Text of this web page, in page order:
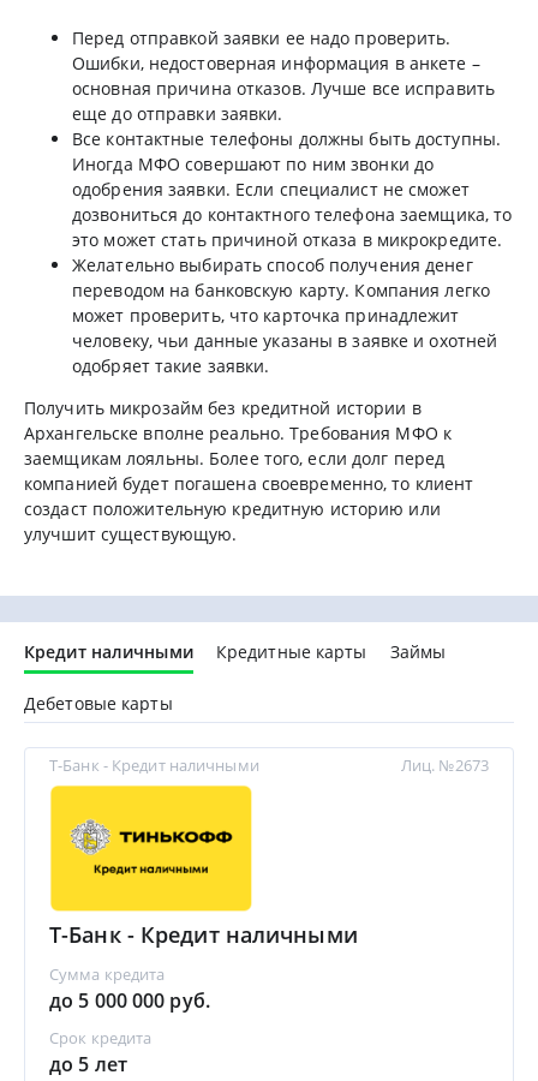
Перед отправкой заявки ее надо проверить.
Ошибки, недостоверная информация в анкете –
основная причина отказов. Лучше все исправить
еще до отправки заявки.
Все контактные телефоны должны быть доступны.
Иногда МФО совершают по ним звонки до
одобрения заявки. Если специалист не сможет
дозвониться до контактного телефона заемщика, то
это может стать причиной отказа в микрокредите.
Желательно выбирать способ получения денег
переводом на банковскую карту. Компания легко
может проверить, что карточка принадлежит
человеку, чьи данные указаны в заявке и охотней
одобряет такие заявки.
Получить микрозайм без кредитной истории в
Архангельске вполне реально. Требования МФО к
заемщикам лояльны. Более того, если долг перед
компанией будет погашена своевременно, то клиент
создаст положительную кредитную историю или
улучшит существующую.
Кредит наличными Кредитные карты Займы
Дебетовые карты
Т-Банк - Кредит наличными
Т-Банк - Кредит наличными
Сумма кредита
до 5 000 000 руб.
Срок кредита
до 5 лет
Лиц. №2673